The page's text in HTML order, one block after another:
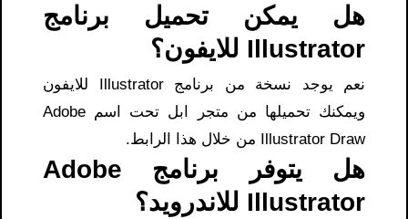
هل يمكن تحميل برنامج
Illustrator للايفون؟
نعم يوجد نسخة من برنامج Illustrator للايفون
ويمكنك تحميلها من متجر ابل تحت اسم Adobe
Illustrator Draw من خلال هذا الرابط.
هل يتوفر برنامج Adobe
Illustrator للاندرويد؟